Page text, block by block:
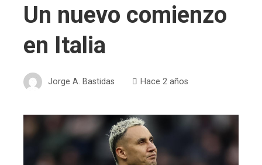
Un nuevo comienzo
en Italia
Jorge A. Bastidas Hace 2 años